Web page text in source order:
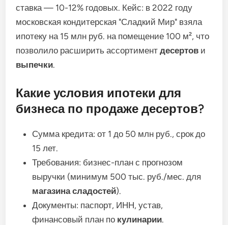
ставка — 10-12% годовых. Кейс: в 2022 году
московская кондитерская "Сладкий Мир" взяла
ипотеку на 15 млн руб. на помещение 100 м², что
позволило расширить ассортиментдесертов и
выпечки.
Какие условия ипотеки для
бизнеса по продаже десертов?
Сумма кредита: от 1 до 50 млн руб., срок до
15 лет.
Требования: бизнес-план с прогнозом
выручки (минимум 500 тыс. руб./мес. для
магазина сладостей).
Документы: паспорт, ИНН, устав,
финансовый план по кулинарии.